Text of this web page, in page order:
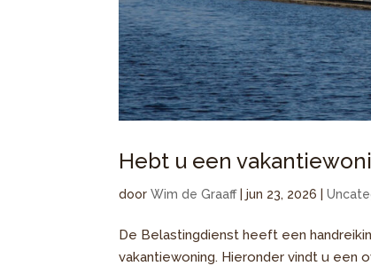
Hebt u een
doorWim de Graaff|jun 23, 2026 |
De Belastingdienst heeft een
vakantiewoning. Hieronder vindt u een